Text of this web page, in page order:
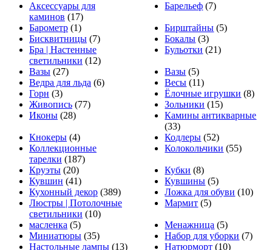
Аксессуары для
каминов (17)
Барельеф (7)
Барометр (1) Бирштайны (5)
Бисквитницы (7) Бокалы (3)
Бра | Настенные
светильники (12)
Бульотки (21)
Вазы (27) Вазы (5)
Ведра для льда (6) Весы (11)
Горн (3) Ёлочные игрушки (8)
Живопись (77) Зольники (15)
Иконы (28)
Камины антикварные
(33)
Кнокеры (4) Кодлеры (52)
Коллекционные
тарелки (187)
Колокольчики (55)
Круэты (20) Кубки (8)
Кувшин (41) Кувшины (5)
Кухонный декор (389) Ложка для обуви (10)
Люстры | Потолочные
светильники (10)
Мармит (5)
масленка (5) Менажница (5)
Миниатюры (35) Набор для уборки (7)
Настольные лампы (13) Натюрморт (10)